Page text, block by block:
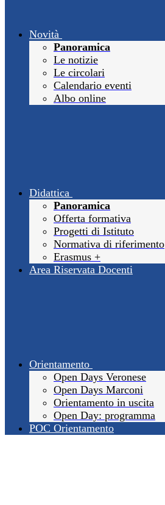
Novità
Panoramica
Le notizie
Le circolari
Calendario eventi
Albo online
Didattica
Panoramica
Offerta formativa
Progetti di Istituto
Normativa di riferimento
Erasmus +
Area Riservata Docenti
Orientamento
Open Days Veronese
Open Days Marconi
Orientamento in uscita
Open Day: programma
POC Orientamento